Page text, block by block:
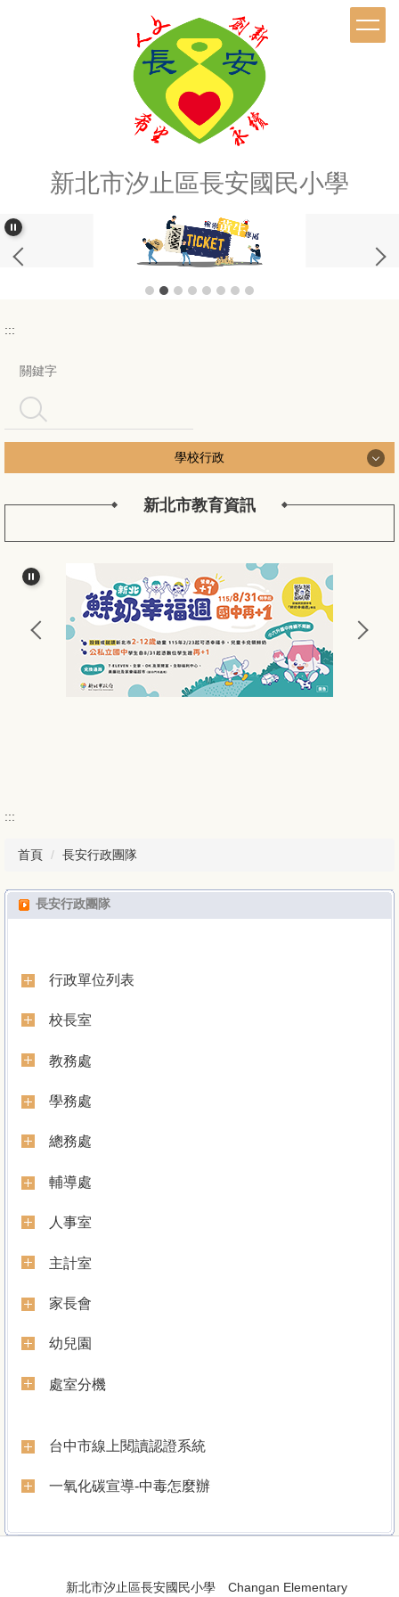
新北市汐止區長安國民小學
:::
搜尋
學校行政
學校行政
認識長安
長安行政團隊
新北公務作業
長安校務工作
新北市教育資訊
:::
首頁 長安行政團隊
長安行政團隊
行政單位列表
校長室
教務處
學務處
總務處
輔導處
人事室
主計室
家長會
幼兒園
處室分機
台中市線上閱讀認證系統
一氧化碳宣導-中毒怎麼辦
新北市汐止區長安國民小學 Changan Elementary